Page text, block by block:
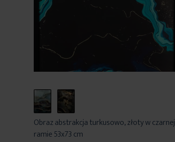
Obraz abstrakcja turkusowo, złoty w czarnej
ramie 53x73 cm